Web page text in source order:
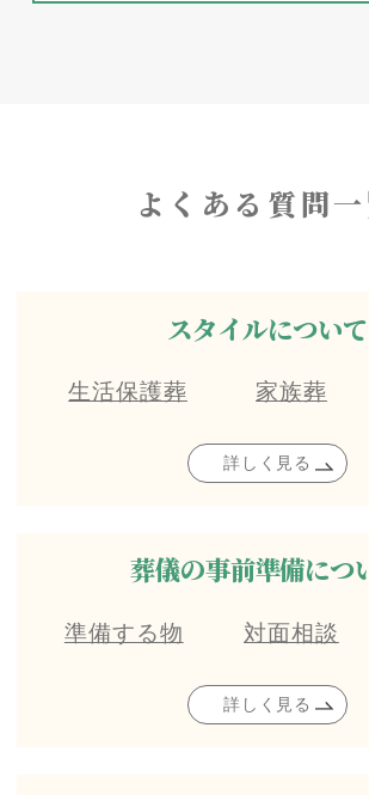
よくある質問一
スタイルについて
生活保護葬 家族葬
詳しく見る
葬儀の事前準備につ
準備する物 対面相談
詳しく見る